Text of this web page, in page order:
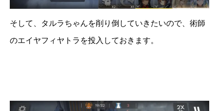
そして、タルラちゃんを削り倒していきたいので、術師
のエイヤフィヤトラを投入しておきます。